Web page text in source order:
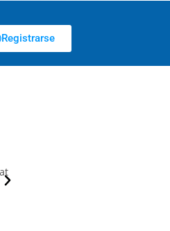
Registrarse